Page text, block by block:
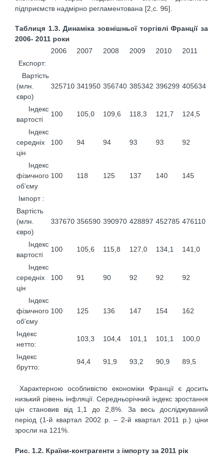
підприємств надмірно регламентована [2,с. 96].
Таблиця 1.3. Динаміка зовнішньої торгівлі Франції за
2006- 2011 роки
2006
2007 2008 2009 2010
2011
Експорт:
Вартість
(млн.
євро)
325710 341950 356740 385342 396299 405634
Індекс
вартості
100 105,0 109,6 118,3 121,7 124,5
Індекс
середніх
цін
100 94 94 93 93 92
Індекс
фізичного
об’єму
100 118 125 137 140 145
Імпорт :
Вартість
(млн.
євро)
337670 356590 390970 428897 452785 476110
Індекс
вартості
100 105,6 115,8 127,0 134,1 141,0
Індекс
середніх
цін
100 91 90 92 92 92
Індекс
фізичного
об’єму
100 125 136 147 154 162
Індекс
нетто:
103,3 104,4 101,1 101,1 100,0
Індекс
брутто:
94,4 91,9 93,2 90,9 89,5
Характерною особливістю економіки Франції є досить
низький рівень інфляції. Середньорічний індекс зростання
цін становив від 1,1 до 2,8%. За весь досліджуваний
період (1-й квартал 2002 р. – 2-й квартал 2011 р.) ціни
зросли на 121%.
Рис. 1.2. Країни-контрагенти з імпорту за 2011 рік